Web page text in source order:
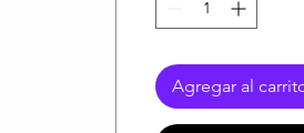
Agregar al